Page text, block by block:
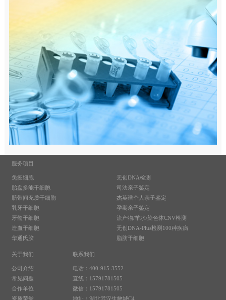
服务项目
免疫细胞
胎盘多能干细胞
脐带间充质干细胞
乳牙干细胞
牙髓干细胞
造血干细胞
华通氏胶
无创DNA检测
司法亲子鉴定
杰英谱个人亲子鉴定
孕期亲子鉴定
流产物/羊水/染色体CNV检测
无创DNA-Plus检测100种疾病
脂肪干细胞
关于我们
公司介绍
常见问题
合作单位
资质荣誉
联系我们
电话：400-915-3552
直线：15791781505
微信：15791781505
地址：湖北武汉生物城C4